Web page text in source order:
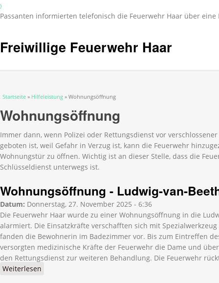
)
Passanten informierten telefonisch die Feuerwehr Haar über
Freiwillige Feuerwehr Haar
Sie sind hier
Startseite » Hilfeleistung » Wohnungsöffnung
Wohnungsöffnung
Immer dann, wenn Polizei oder Rettungsdienst vor
geboten ist, weil Gefahr in Verzug ist, kann die Feuerwehr
Wohnungstür zu öffnen. Wichtig ist an dieser Stelle, dass die
Schlüsseldienst unterwegs ist.
Wohnungsöffnung - Ludwig-van-
Datum: Donnerstag, 27. November 2025 - 6:36
Die Feuerwehr Haar wurde zu einer Wohnungsöffnung in die
alarmiert. Die Einsatzkräfte verschafften sich mit
fanden die Bewohnerin im Badezimmer vor. Bis zum Eintreffen
versorgten medizinische Kräfte der Feuerwehr die Dame und
den Rettungsdienst zur weiteren Behandlung. Die Feuerwehr
Weiterlesen